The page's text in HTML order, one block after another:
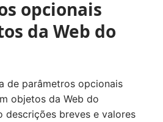
opcionais
da Web do
de parâmetros opcionais
objetos da Web do
descrições breves e valores